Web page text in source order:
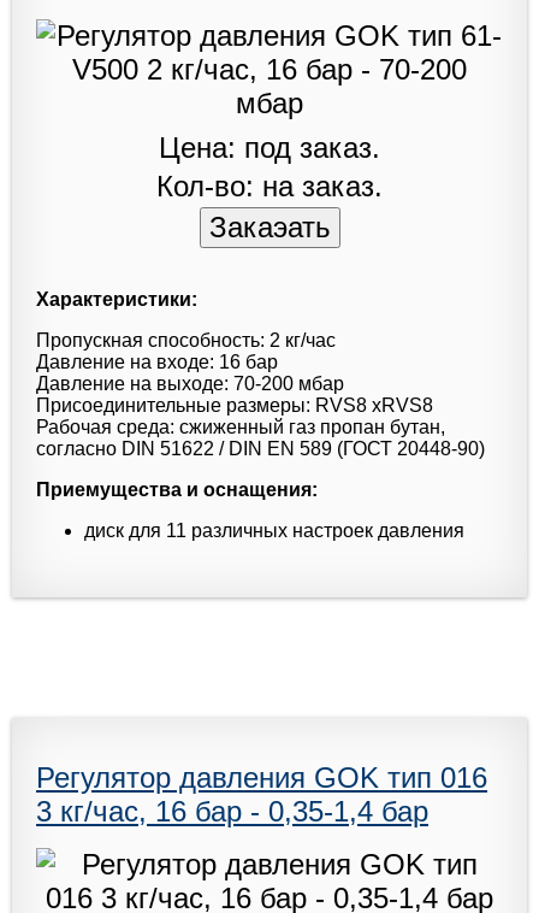
Цена: под заказ.
Кол-во: на заказ.
Характеристики:
Пропускная способность: 2 кг/час
Давление на входе: 16 бар
Давление на выходе: 70-200 мбар
Присоединительные размеры: RVS8 xRVS8
Рабочая среда: сжиженный газ пропан бутан,
согласно DIN 51622 / DIN EN 589 (ГОСТ 20448-90)
Приемущества и оснащения:
диск для 11 различных настроек давления
Регулятор давления GOK тип 016
3 кг/час, 16 бар - 0,35-1,4 бар